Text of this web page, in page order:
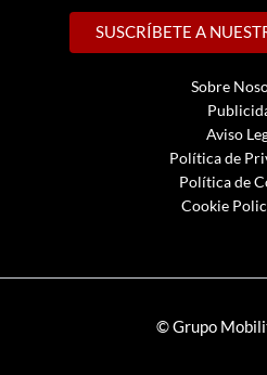
SUSCRÍBETE A
Sobre
Aviso
Política de
Política de
Cookie
© Grupo